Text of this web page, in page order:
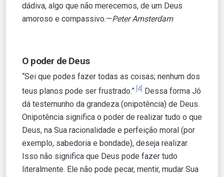
dádiva, algo que não merecemos, de um Deus
amoroso e compassivo.—Peter Amsterdam
O poder de Deus
“Sei que podes fazer todas as coisas; nenhum dos
teus planos pode ser frustrado.” [4] Dessa forma Jó
dá testemunho da grandeza (onipotência) de Deus.
Onipotência significa o poder de realizar tudo o que
Deus, na Sua racionalidade e perfeição moral (por
exemplo, sabedoria e bondade), deseja realizar.
Isso não significa que Deus pode fazer tudo
literalmente. Ele não pode pecar, mentir, mudar Sua